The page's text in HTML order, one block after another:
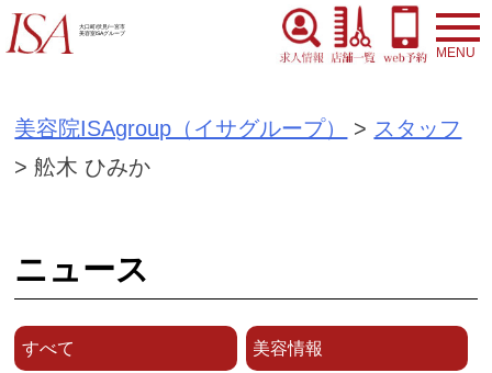
S
k
大口町/伏見/一宮市
美容室ISAグループ
美容院ISAgroup（イサグループ） > スタッフ
>舩木 ひみか
ニュース
すべて 美容情報